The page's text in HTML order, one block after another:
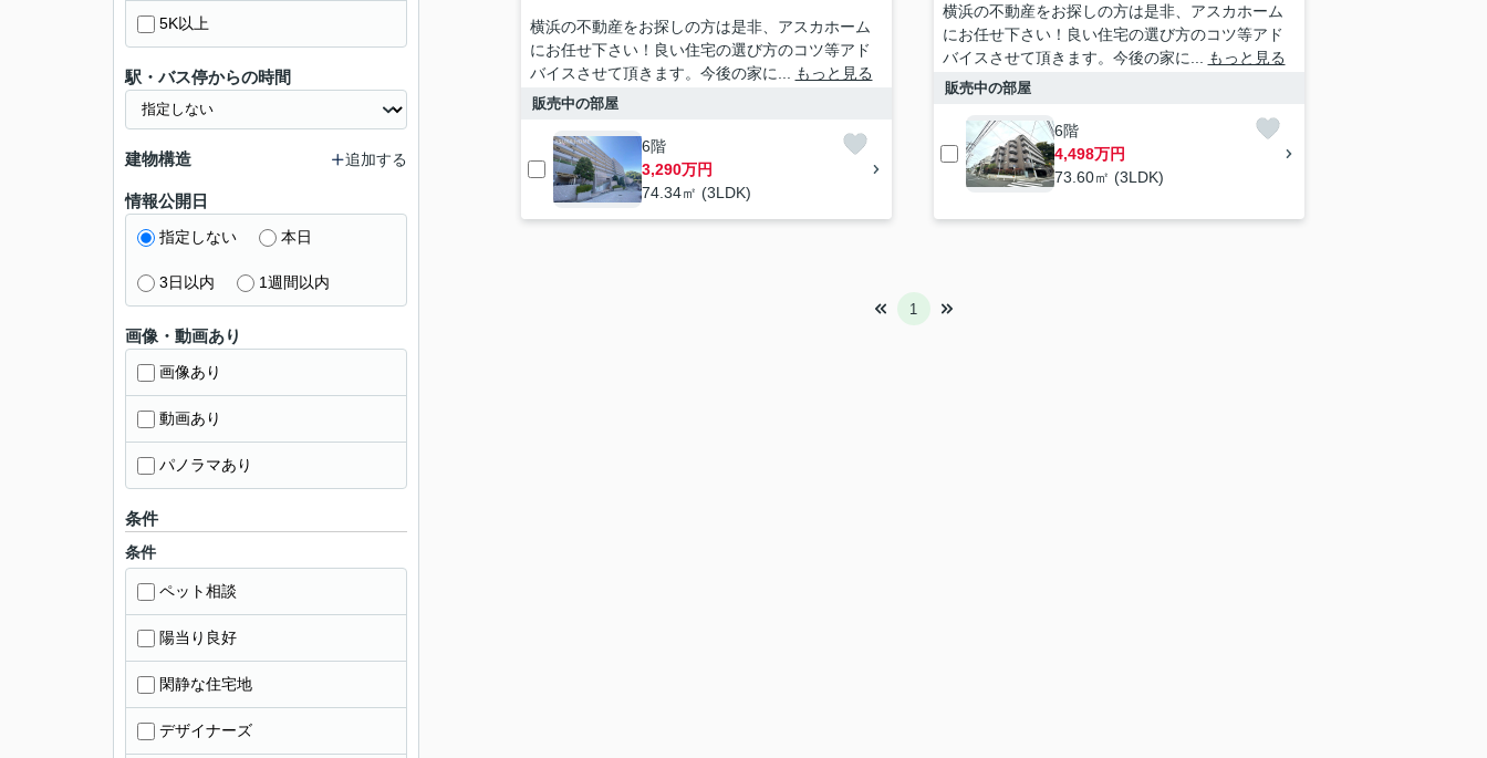
横浜の不動産をお探しの方は是非、アスカホーム
にお任せ下さい！良い住宅の選び方のコツ等アド
バイスさせて頂きます。今後の家に...
もっと見る
販売中の部屋
6階
3,290万円
74.34㎡ (3LDK)
横浜の不動産をお探しの方は是非、アスカホーム
にお任せ下さい！良い住宅の選び方のコツ等アド
バイスさせて頂きます。今後の家に...
もっと見る
販売中の部屋
6階
4,498万円
73.60㎡ (3LDK)
1
5K以上
駅・バス停からの時間
建物構造 追加する
情報公開日
指定しない 本日
3日以内 1週間以内
画像・動画あり
画像あり
動画あり
パノラマあり
条件
条件
ペット相談
陽当り良好
閑静な住宅地
デザイナーズ